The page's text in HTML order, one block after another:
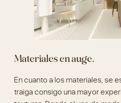
Materiales en auge.
En cuanto a los materiales, se
traiga consigo una mayor